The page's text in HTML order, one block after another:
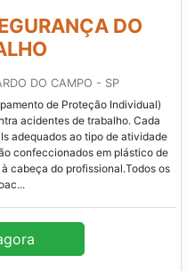
de segurança amarelo